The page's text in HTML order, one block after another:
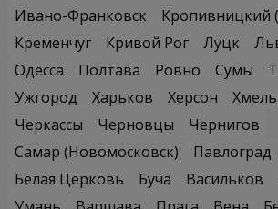
Ивано-Франковск
Кропивницкий
Кременчуг
Кривой Рог Луцк
Одесса
Полтава Ровно Сумы
Ужгород
Харьков Херсон
Черкассы
Черновцы
Чернигов
Самар (Новомосковск)
Павлоград
Белая Церковь
Буча Васильков